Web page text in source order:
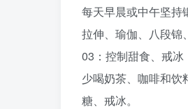
每天早晨或中午坚持
拉伸、瑜伽、八段锦
03：控制甜食、戒冰
少喝奶茶、咖啡和
糖、戒冰。